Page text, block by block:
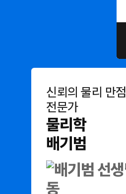
신뢰의 물리 만점
전문가
물리학
배기범